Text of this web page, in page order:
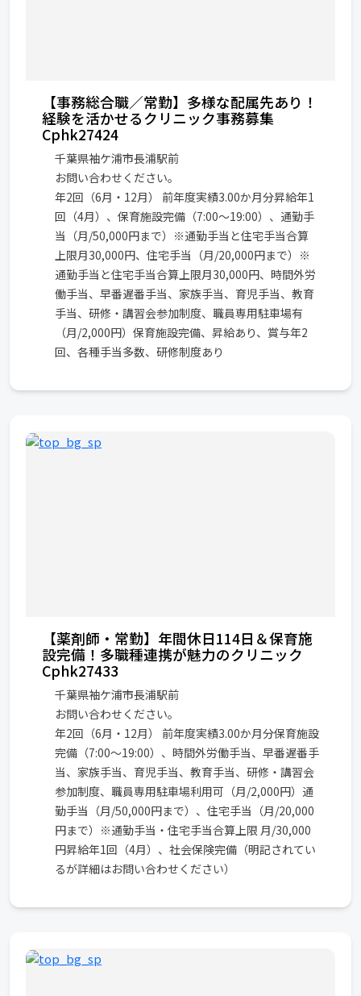
【事務総合職／常勤】多様な配属先あり！
経験を活かせるクリニック事務募集
Cphk27424
千葉県袖ケ浦市長浦駅前
お問い合わせください。
年2回（6月・12月） 前年度実績3.00か月分昇給年1
回（4月）、保育施設完備（7:00～19:00）、通勤手
当（月/50,000円まで）※通勤手当と住宅手当合算
上限月30,000円、住宅手当（月/20,000円まで）※
通勤手当と住宅手当合算上限月30,000円、時間外労
働手当、早番遅番手当、家族手当、育児手当、教育
手当、研修・講習会参加制度、職員専用駐車場有
（月/2,000円）保育施設完備、昇給あり、賞与年2
回、各種手当多数、研修制度あり
【薬剤師・常勤】年間休日114日＆保育施
設完備！多職種連携が魅力のクリニック
Cphk27433
千葉県袖ケ浦市長浦駅前
お問い合わせください。
年2回（6月・12月） 前年度実績3.00か月分保育施設
完備（7:00～19:00）、時間外労働手当、早番遅番手
当、家族手当、育児手当、教育手当、研修・講習会
参加制度、職員専用駐車場利用可（月/2,000円）通
勤手当（月/50,000円まで）、住宅手当（月/20,000
円まで）※通勤手当・住宅手当合算上限 月/30,000
円昇給年1回（4月）、社会保険完備（明記されてい
るが詳細はお問い合わせください）